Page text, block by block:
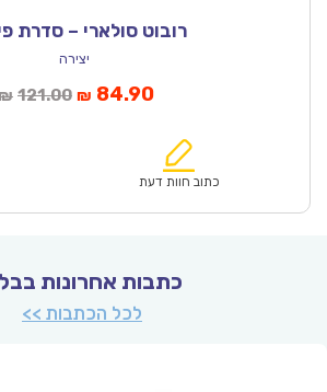
רובוט סולארי – סדרת
יצירה
121.00המחיר
₪121.00.
₪ 84.90המחיר
הוא:
כתוב חוות דעת
כתבות אחרונות
לכל הכתבות >>